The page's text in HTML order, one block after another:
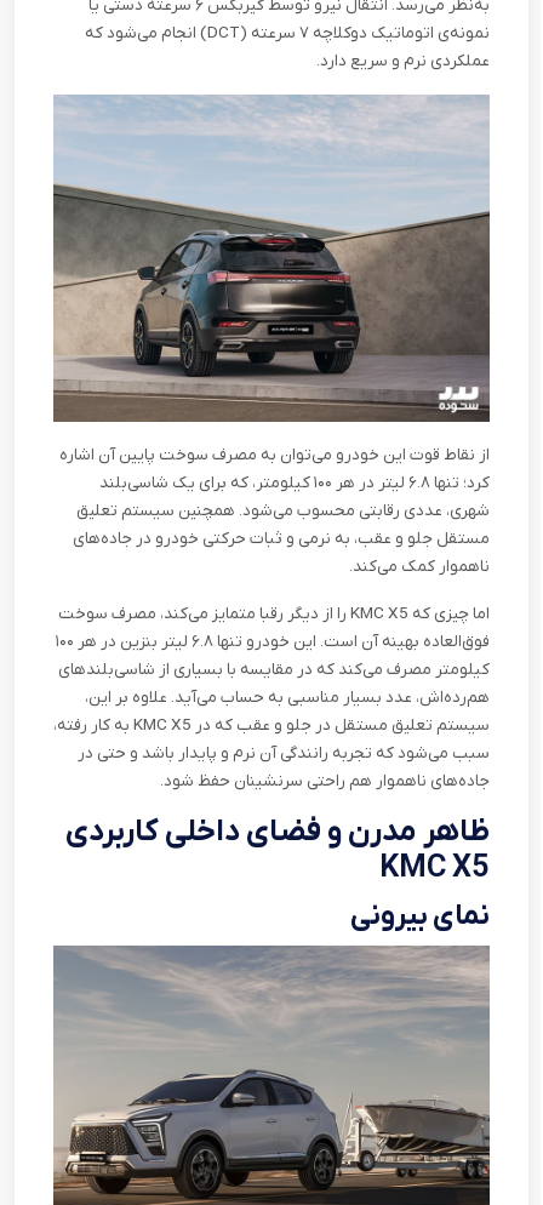
به‌نظر می‌رسد. انتقال نیرو توسط گیربکس ۶ سرعته دستی یا
نمونه‌ی اتوماتیک دوکلاچه ۷ سرعته
(DCT) انجام می‌شود که
عملکردی نرم و سریع دارد.
از نقاط قوت این خودرو می‌توان به مصرف سوخت پایین آن اشاره
کرد؛ تنها ۶.۸ لیتر در هر ۱۰۰ کیلومتر، که برای یک شاسی‌بلند
شهری، عددی رقابتی محسوب می‌شود. همچنین سیستم تعلیق
مستقل جلو و عقب، به نرمی و ثبات حرکتی خودرو در جاده‌های
ناهموار کمک می‌کند.
اما چیزی که KMC X5 را از دیگر رقبا متمایز می‌کند، مصرف سوخت
فوق‌العاده بهینه آن است. این خودرو تنها ۶.۸ لیتر بنزین در هر ۱۰۰
کیلومتر مصرف می‌کند که در مقایسه با بسیاری از شاسی‌بلندهای
هم‌رده‌اش، عدد بسیار مناسبی به حساب می‌آید. علاوه بر این،
سیستم تعلیق مستقل در جلو و عقب که در KMC X5 به کار رفته،
سبب می‌شود که تجربه رانندگی آن نرم و پایدار باشد و حتی در
جاده‌های ناهموار هم راحتی سرنشینان حفظ شود.
ظاهر مدرن و فضای داخلی کاربردی
KMC X5
نمای بیرونی